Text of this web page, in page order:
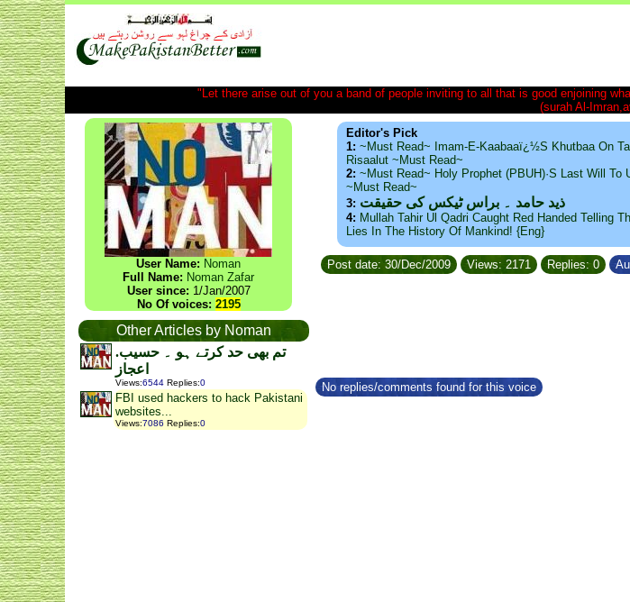
"Let there arise out of you a band of people inviting to all that is good enjoining
(surah Al-
User Name: Noman
Full Name: Noman Zafar
User since: 1/Jan/2007
No Of voices: 2195
Other Articles by Noman
.تم بھی حد کرتے ہو ۔ حسیب
اعجاز
Views:6544 Replies:0
FBI used hackers to hack Pakistani
websites...
Views:7086 Replies:0
Editor's Pick
1: ~Must Read~ Imam-E-Kaabaaï¿½s Khutbaa On
Risaalut ~Must Read~
2: ~Must Read~ Holy Prophet (PBUH)·s Last Will To
~Must Read~
3: ذید حامد ۔ براس ٹیکس کی حقیقت
4: Mullah Tahir Ul Qadri Caught Red Handed Telling
Lies In The History Of Mankind! {Eng}
Post date: 30/Dec/2009 Views: 2171 Replies: 0
No replies/comments found for this voice